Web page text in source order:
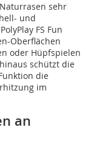
sehr
und
FS Fun
Oberflächen
oder Hüpfspielen
schützt die
die
im
an